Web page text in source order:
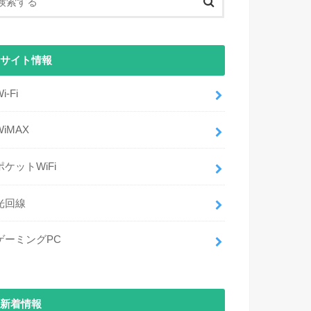
サイト情報
Fi
ケットWiFi
回線
ーミングPC
新着情報